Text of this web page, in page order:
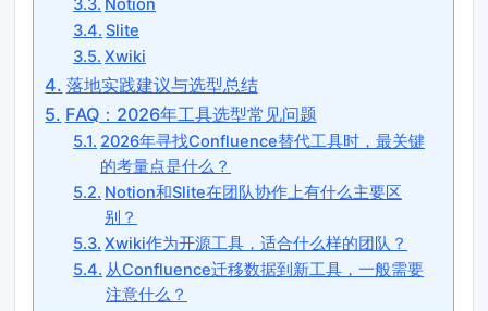
Slite
Xwiki
落地实践建议与选型总结
FAQ：2026年工具选型常见问题
2026年寻找Confluence替代工具时，最关键
的考量点是什么？
Notion和Slite在团队协作上有什么主要区
别？
Xwiki作为开源工具，适合什么样的团队？
从Confluence迁移数据到新工具，一般需要
注意什么？